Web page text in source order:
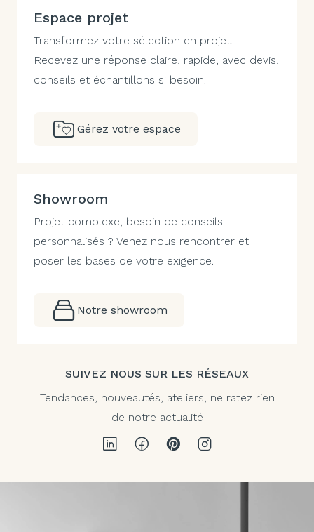
Espace projet
Transformez votre sélection en projet.
Recevez une réponse claire, rapide, avec devis,
conseils et échantillons si besoin.
Gérez votre espace
Showroom
Projet complexe, besoin de conseils
personnalisés ? Venez nous rencontrer et
poser les bases de votre exigence.
Notre showroom
SUIVEZ NOUS SUR LES RÉSEAUX
Tendances, nouveautés, ateliers, ne ratez rien
de notre actualité